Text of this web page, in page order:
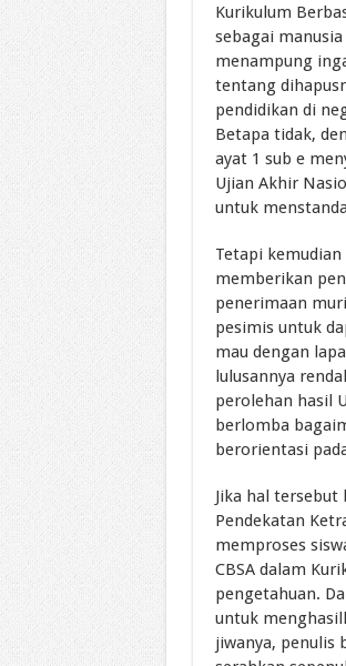
Kurikulum
sebagai
menampung
tentang
pendidikan di
Betapa tidak,
ayat 1 sub e
Ujian Akhir
untuk
Tetapi kemudian
memberikan
penerimaan
pesimis untuk
mau dengan
lulusannya
perolehan hasil
berlomba
berorientasi
Jika hal tersebut
Pendekatan
memproses
CBSA dalam
pengetahuan.
untuk
jiwanya, penulis